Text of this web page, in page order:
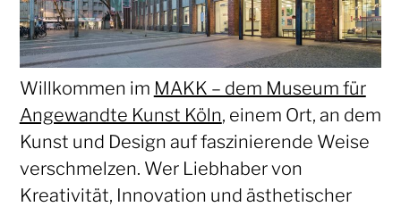
Willkommen im MAKK – dem Museum für
Angewandte Kunst Köln, einem Ort, an dem
Kunst und Design auf faszinierende Weise
verschmelzen. Wer Liebhaber von
Kreativität, Innovation und ästhetischer